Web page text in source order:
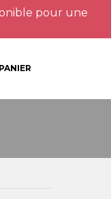
pour une